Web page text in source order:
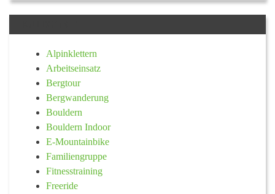
Alpinklettern
Arbeitseinsatz
Bergtour
Bergwanderung
Bouldern
Bouldern Indoor
E-Mountainbike
Familiengruppe
Fitnesstraining
Freeride